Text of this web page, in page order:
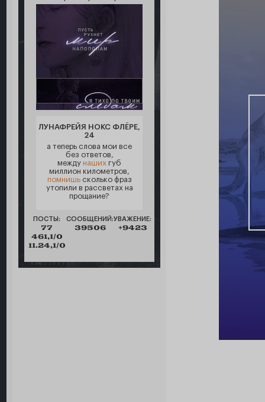
ЛУНАФРЕЙЯ НОКС ФЛЁРЕ,
24
а теперь слова мои все
без ответов,
между наших губ
миллион километров,
помнишьсколько фраз
утопили в рассветах на
прощание?
ПОСТЫ:
77
461,1/0
11.24,1/0
СООБЩЕНИЙ:
39506
УВАЖЕНИЕ:
+9423